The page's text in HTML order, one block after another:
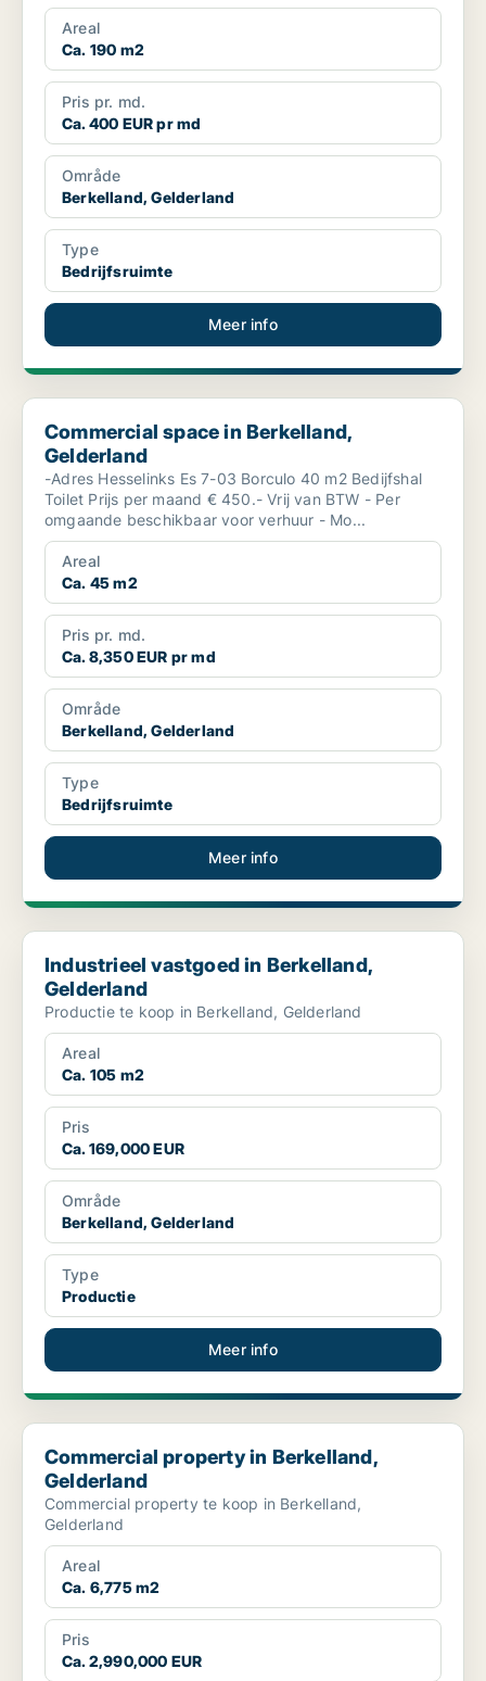
Areal
Ca. 190 m2
Pris pr. md.
Ca. 400 EUR pr md
Område
Berkelland, Gelderland
Type
Bedrijfsruimte
Meer info
Commercial space in Berkelland, Gelderland
Commercial space in Berkelland,
Gelderland
-Adres Hesselinks Es 7-03 Borculo 40 m2 Bedijfshal
Toilet Prijs per maand € 450.- Vrij van BTW - Per
omgaande beschikbaar voor verhuur - Mo...
Areal
Ca. 45 m2
Pris pr. md.
Ca. 8,350 EUR pr md
Område
Berkelland, Gelderland
Type
Bedrijfsruimte
Meer info
Industrieel vastgoed in Berkelland, Gelderland
Industrieel vastgoed in Berkelland,
Gelderland
Productie te koop in Berkelland, Gelderland
Areal
Ca. 105 m2
Pris
Ca. 169,000 EUR
Område
Berkelland, Gelderland
Type
Productie
Meer info
Commercial property in Berkelland, Gelderland
Commercial property in Berkelland,
Gelderland
Commercial property te koop in Berkelland,
Gelderland
Areal
Ca. 6,775 m2
Pris
Ca. 2,990,000 EUR